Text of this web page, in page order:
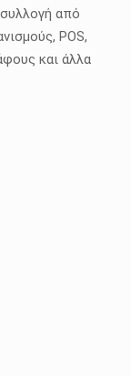
από
POS,
και άλλα